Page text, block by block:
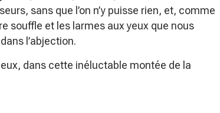
sans que l’on n’y puisse rien, et, comme
souffle et les larmes aux yeux que nous
l’abjection.
dans cette inéluctable montée de la